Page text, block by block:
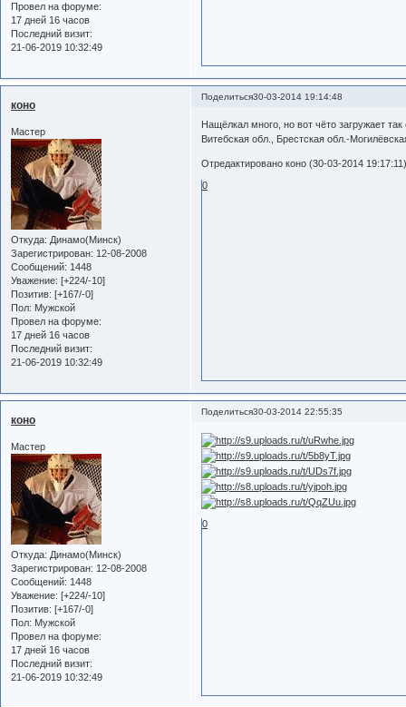
Провел на форуме:
17 дней 16 часов
Последний визит:
21-06-2019 10:32:49
Поделиться30-03-2014 19:14:48
коно
Мастер
Откуда: Динамо(Минск)
Зарегистрирован: 12-08-2008
Сообщений: 1448
Уважение: [+224/-10]
Позитив: [+167/-0]
Пол: Мужской
Провел на форуме:
17 дней 16 часов
Последний визит:
21-06-2019 10:32:49
Нащёлкал много, но вот чёто загружает
Витебская обл., Брестская обл.-
Отредактировано коно (30-03-2014
0
Поделиться30-03-2014 22:55:35
коно
Мастер
Откуда: Динамо(Минск)
Зарегистрирован: 12-08-2008
Сообщений: 1448
Уважение: [+224/-10]
Позитив: [+167/-0]
Пол: Мужской
Провел на форуме:
17 дней 16 часов
Последний визит:
21-06-2019 10:32:49
0